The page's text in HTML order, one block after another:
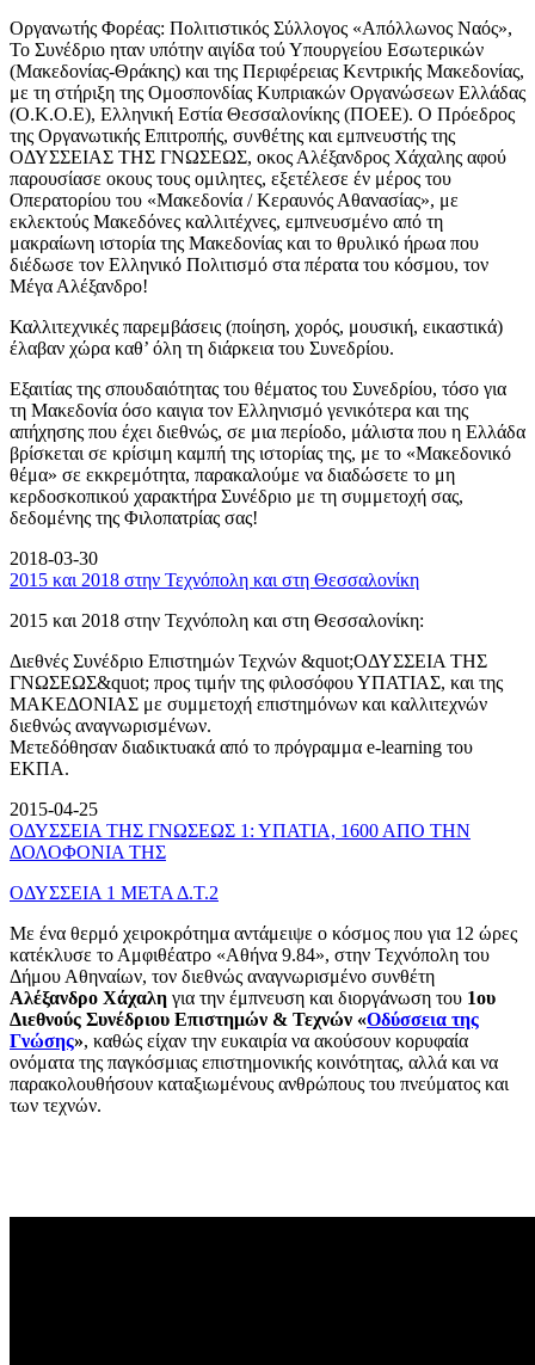
Οργανωτής Φορέας: Πολιτιστικός Σύλλογος «Απόλλωνος Ναός»,
Το Συνέδριο ηταν υπότην αιγίδα τού Υπουργείου Εσωτερικών
(Μακεδονίας-Θράκης) και της Περιφέρειας Κεντρικής Μακεδονίας,
με τη στήριξη της Ομοσπονδίας Κυπριακών Οργανώσεων Ελλάδας
(Ο.Κ.Ο.Ε), Ελληνική Εστία Θεσσαλονίκης (ΠΟΕΕ). Ο Πρόεδρος
της Οργανωτικής Επιτροπής, συνθέτης και εμπνευστής της
ΟΔΥΣΣΕΙΑΣ ΤΗΣ ΓΝΩΣΕΩΣ, οκος Αλέξανδρος Χάχαλης αφού
παρουσίασε οκους τους ομιλητες, εξετέλεσε έν μέρος του
Οπερατορίου του «Μακεδονία / Κεραυνός Αθανασίας», με
εκλεκτούς Μακεδόνες καλλιτέχνες, εμπνευσμένο από τη
μακραίωνη ιστορία της Μακεδονίας και το θρυλικό ήρωα που
διέδωσε τον Ελληνικό Πολιτισμό στα πέρατα του κόσμου, τον
Μέγα Αλέξανδρο!
Καλλιτεχνικές παρεμβάσεις (ποίηση, χορός, μουσική, εικαστικά)
έλαβαν χώρα καθ’ όλη τη διάρκεια του Συνεδρίου.
Εξαιτίας της σπουδαιότητας του θέματος του Συνεδρίου, τόσο για
τη Μακεδονία όσο καιγια τον Ελληνισμό γενικότερα και της
απήχησης που έχει διεθνώς, σε μια περίοδο, μάλιστα που η Ελλάδα
βρίσκεται σε κρίσιμη καμπή της ιστορίας της, με το «Μακεδονικό
θέμα» σε εκκρεμότητα, παρακαλούμε να διαδώσετε το μη
κερδοσκοπικού χαρακτήρα Συνέδριο με τη συμμετοχή σας,
δεδομένης της Φιλοπατρίας σας!
2018-03-30
2015 και 2018 στην Τεχνόπολη και στη Θεσσαλονίκη
2015 και 2018 στην Τεχνόπολη και στη Θεσσαλονίκη:
Διεθνές Συνέδριο Επιστημών Τεχνών &quot;ΟΔΥΣΣΕΙΑ ΤΗΣ
ΓΝΩΣΕΩΣ&quot; προς τιμήν της φιλοσόφου ΥΠΑΤΙΑΣ, και της
ΜΑΚΕΔΟΝΙΑΣ με συμμετοχή επιστημόνων και καλλιτεχνών
διεθνώς αναγνωρισμένων.
Μετεδόθησαν διαδικτυακά από το πρόγραμμα e-learning του
ΕΚΠΑ.
2015-04-25
ΟΔΥΣΣΕΙΑ ΤΗΣ ΓΝΩΣΕΩΣ 1: ΥΠΑΤΙΑ, 1600 ΑΠΟ ΤΗΝ
ΔΟΛΟΦΟΝΙΑ ΤΗΣ
ΟΔΥΣΣΕΙΑ 1 ΜΕΤΑ Δ.Τ.2
Με ένα θερμό χειροκρότημα αντάμειψε ο κόσμος που για 12 ώρες
κατέκλυσε το Αμφιθέατρο «Αθήνα 9.84», στην Τεχνόπολη του
Δήμου Αθηναίων, τον διεθνώς αναγνωρισμένο συνθέτη
Αλέξανδρο Χάχαλη για την έμπνευση και διοργάνωση του 1ου
Διεθνούς Συνέδριου Επιστημών & Τεχνών «Οδύσσεια της
Γνώσης», καθώς είχαν την ευκαιρία να ακούσουν κορυφαία
ονόματα της παγκόσμιας επιστημονικής κοινότητας, αλλά και να
παρακολουθήσουν καταξιωμένους ανθρώπους του πνεύματος και
των τεχνών.